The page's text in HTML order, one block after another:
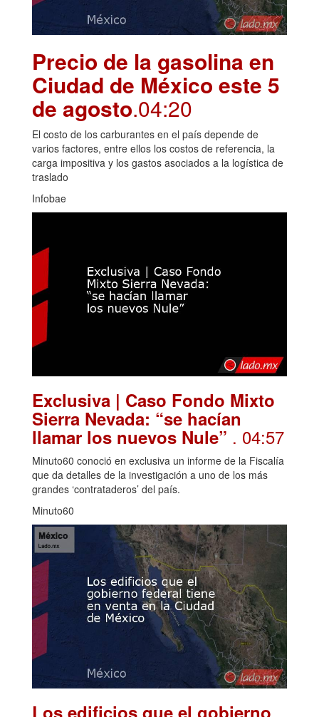
Precio de la gasolina en
Ciudad de México este 5
de agosto.04:20
El costo de los carburantes en el país depende de
varios factores, entre ellos los costos de referencia, la
carga impositiva y los gastos asociados a la logística de
traslado
Infobae
Exclusiva | Caso Fondo Mixto
Sierra Nevada: “se hacían
llamar los nuevos Nule” . 04:57
Minuto60 conoció en exclusiva un informe de la Fiscalía
que da detalles de la investigación a uno de los más
grandes ‘contrataderos’ del país.
Minuto60
Los edificios que el gobierno